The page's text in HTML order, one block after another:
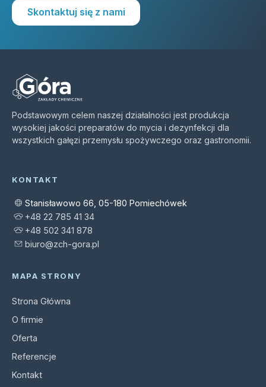
Skontaktuj się z nami
Podstawowym celem naszej działalności jest produkcja
wysokiej jakości preparatów do mycia i dezynfekcji dla
wszystkich gałęzi przemysłu spożywczego oraz gastronomii.
KONTAKT
Stanisławowo 66, 05-180 Pomiechówek
+48 22 785 41 34
+48 502 341 878
biuro@zch-gora.pl
MAPA STRONY
Strona Główna
O firmie
Oferta
Referencje
Kontakt